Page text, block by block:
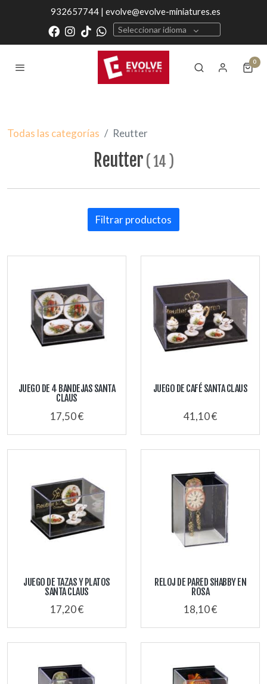
932657744 | evolve@evolve-miniatures.es
Seleccionar idioma
0
Todas las categorías Reutter
Reutter ( 14 )
Filtrar productos
JUEGO DE 4 BANDEJAS SANTA
CLAUS
17,50 €
JUEGO DE CAFÉ SANTA CLAUS
41,10 €
JUEGO DE TAZAS Y PLATOS
SANTA CLAUS
17,20 €
RELOJ DE PARED SHABBY EN
ROSA
18,10 €